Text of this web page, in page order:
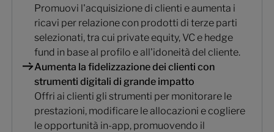
Promuovi l'acquisizione di clienti e aumenta i
ricavi per relazione con prodotti di terze parti
selezionati, tra cui private equity, VC e hedge
fund in base al profilo e all'idoneità del cliente.
Aumenta la fidelizzazione dei clienti con
strumenti digitali di grande impatto
Offri ai clienti gli strumenti per monitorare le
prestazioni, modificare le allocazioni e cogliere
le opportunità in-app, promuovendo il